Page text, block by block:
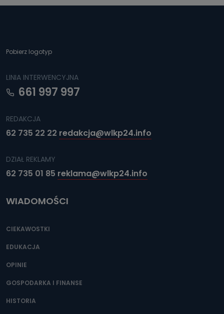
Pobierz logotyp
LINIA INTERWENCYJNA
661 997 997
REDAKCJA
62 735 22 22 redakcja@wlkp24.info
DZIAŁ REKLAMY
62 735 01 85 reklama@wlkp24.info
WIADOMOŚCI
CIEKAWOSTKI
EDUKACJA
OPINIE
GOSPODARKA I FINANSE
HISTORIA